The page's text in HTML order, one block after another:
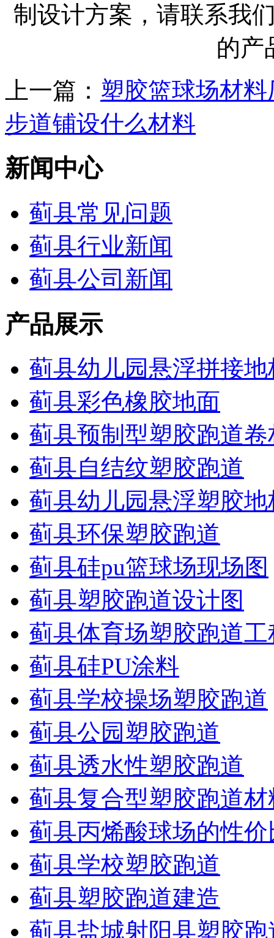
制设计方案，请联系我
的产
上一篇： 塑胶篮球场材
步道铺设什么材料
新闻中心
蓟县常见问题
蓟县行业新闻
蓟县公司新闻
产品展示
蓟县幼儿园悬浮拼接地
蓟县彩色橡胶地面
蓟县预制型塑胶跑道卷
蓟县自结纹塑胶跑道
蓟县幼儿园悬浮塑胶
蓟县环保塑胶跑道
蓟县硅pu篮球场现场图
蓟县塑胶跑道设计图
蓟县体育场塑胶跑道工
蓟县硅PU涂料
蓟县学校操场塑胶跑道
蓟县公园塑胶跑道
蓟县透水性塑胶跑道
蓟县复合型塑胶跑道材
蓟县丙烯酸球场的性价
蓟县学校塑胶跑道
蓟县塑胶跑道建造
蓟县盐城射阳县塑胶跑